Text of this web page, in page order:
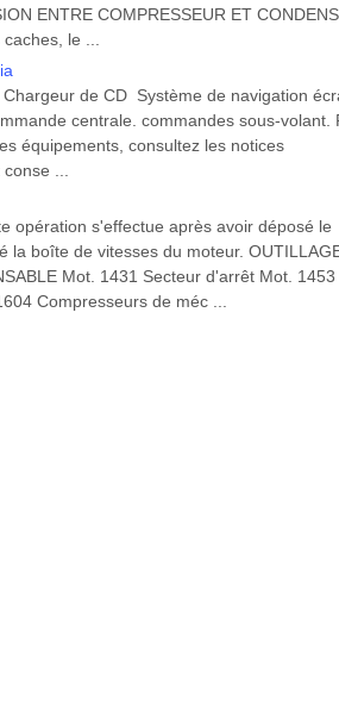
ENTRE COMPRESSEUR ET
le ...
de CD Système de navigation
centrale. commandes sous-volant.
équipements, consultez les notices
...
opération s'effectue après avoir déposé le
la boîte de vitesses du moteur.
Mot. 1431 Secteur d'arrêt Mot. 1453
Compresseurs de méc ...